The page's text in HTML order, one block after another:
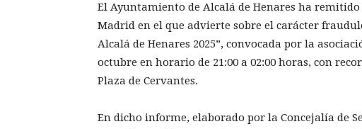
El Ayuntamiento de Alcalá de Henares ha
Madrid en el que advierte sobre el carácter
Alcalá de Henares 2025”, convocada por la
octubre en horario de 21:00 a 02:00 horas, con
Plaza de Cervantes.
En dicho informe, elaborado por la Concejalía de